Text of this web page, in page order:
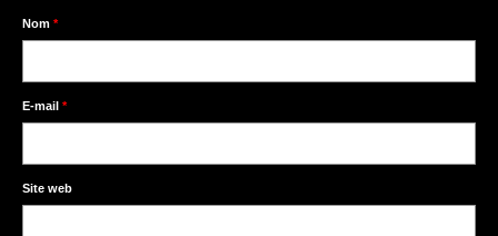
Prestations
Contact
Décors studio / Tenues / Accessoires
Nom *
E-mail *
Site web